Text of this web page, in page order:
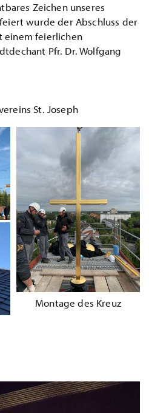
Zeichen unseres
wurde der Abschluss der
einem feierlichen
Pfr. Dr. Wolfgang
St. Joseph
Montage des Kreuz